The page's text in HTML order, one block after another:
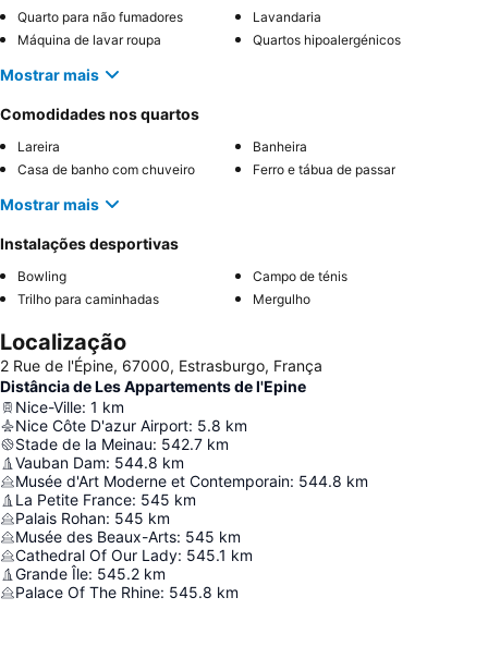
Quarto para não fumadores
Lavandaria
Máquina de lavar roupa
Quartos hipoalergénicos
Mostrar mais
Comodidades nos quartos
Lareira
Banheira
Casa de banho com chuveiro
Ferro e tábua de passar
Mostrar mais
Instalações desportivas
Bowling
Campo de ténis
Trilho para caminhadas
Mergulho
Localização
2 Rue de l'Épine, 67000, Estrasburgo, França
Distância de Les Appartements de l'Epine
Nice-Ville: 1 km
Nice Côte D'azur Airport: 5.8 km
Stade de la Meinau: 542.7 km
Vauban Dam: 544.8 km
Musée d'Art Moderne et Contemporain: 544.8 km
La Petite France: 545 km
Palais Rohan: 545 km
Musée des Beaux-Arts: 545 km
Cathedral Of Our Lady: 545.1 km
Grande Île: 545.2 km
Palace Of The Rhine: 545.8 km